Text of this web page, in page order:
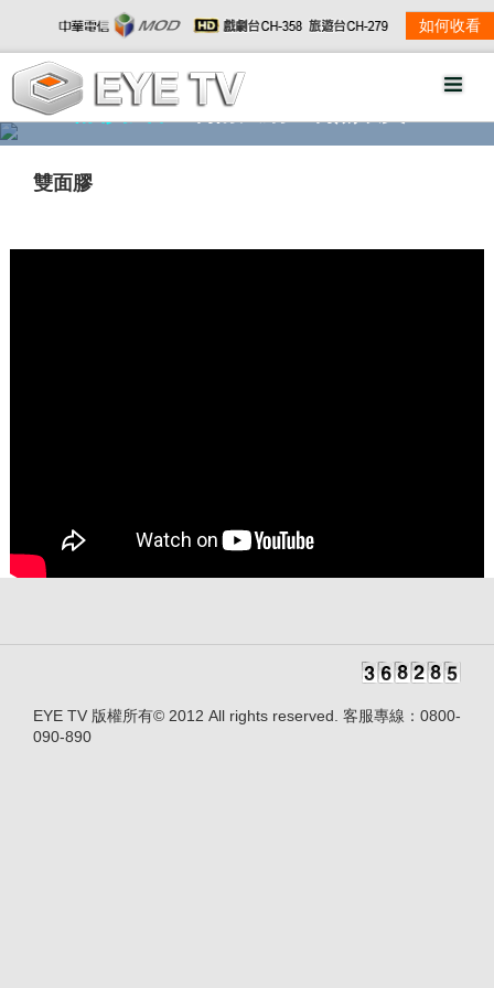
如何收看
精彩影音 劇情大綱
雙面膠
EYE TV 版權所有© 2012 All rights reserved. 客服專線：0800-
090-890